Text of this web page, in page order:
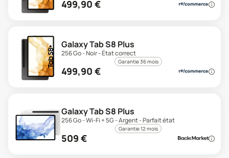
499,90 €
Galaxy Tab S8 Plus
256 Go - Noir - État correct
Garantie 36 mois
499,90 €
Galaxy Tab S8 Plus
256 Go - Wi-Fi + 5G - Argent - Parfait état
Garantie 12 mois
509 €